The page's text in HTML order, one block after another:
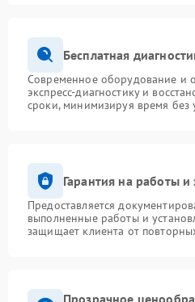
Бесплатная
Современное оборудование и
экспресс-диагностику и
сроки, минимизируя время без
Гарантия на работы и
Предоставляется
выполненные работы и
защищает клиента от